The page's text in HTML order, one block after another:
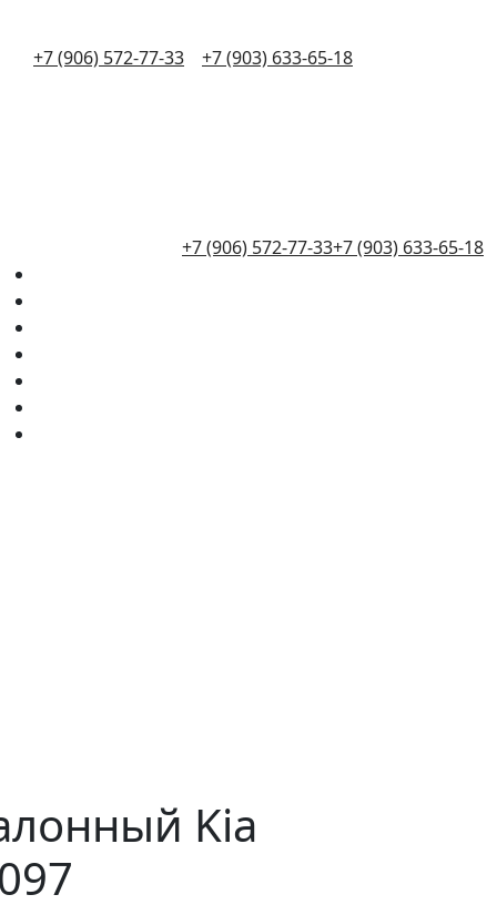
+7 (906) 572-77-33 +7 (903) 633-65-18
+7 (906) 572-77-33+7 (903) 633-65-18
Kia